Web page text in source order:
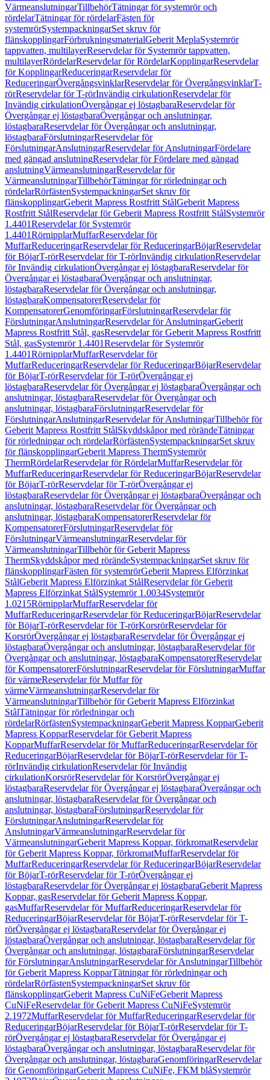
VärmeanslutningarTillbehörTätningar för systemrör och
rördelarTätningar för rördelarFästen för
systemrörSystempackningarSet skruv för
flänskopplingarFörbrukningsmaterialGeberit MeplaSystemrör
tappvatten, multilayerReservdelar för Systemrör tappvatten,
multilayerRördelarReservdelar för RördelarKopplingarReservdelar
för KopplingarReduceringarReservdelar för
ReduceringarÖvergångsvinklarReservdelar för ÖvergångsvinklarT-
rörReservdelar för T-rörInvändig cirkulationReservdelar för
Invändig cirkulationÖvergångar ej löstagbaraReservdelar för
Övergångar ej löstagbaraÖvergångar och anslutningar,
löstagbaraReservdelar för Övergångar och anslutningar,
löstagbaraFörslutningarReservdelar för
FörslutningarAnslutningarReservdelar för AnslutningarFördelare
med gängad anslutningReservdelar för Fördelare med gängad
anslutningVärmeanslutningarReservdelar för
VärmeanslutningarTillbehörTätningar för rörledningar och
rördelarRörfästenSystempackningarSet skruv för
flänskopplingarGeberit Mapress Rostfritt StålGeberit Mapress
Rostfritt StålReservdelar för Geberit Mapress Rostfritt StålSystemrör
1.4401Reservdelar för Systemrör
1.4401RörnipplarMuffarReservdelar för
MuffarReduceringarReservdelar för ReduceringarBöjarReservdelar
för BöjarT-rörReservdelar för T-rörInvändig cirkulationReservdelar
för Invändig cirkulationÖvergångar ej löstagbaraReservdelar för
Övergångar ej löstagbaraÖvergångar och anslutningar,
löstagbaraReservdelar för Övergångar och anslutningar,
löstagbaraKompensatorerReservdelar för
KompensatorerGenomföringarFörslutningarReservdelar för
FörslutningarAnslutningarReservdelar för AnslutningarGeberit
Mapress Rostfritt Stål, gasReservdelar för Geberit Mapress Rostfritt
Stål, gasSystemrör 1.4401Reservdelar för Systemrör
1.4401RörnipplarMuffarReservdelar för
MuffarReduceringarReservdelar för ReduceringarBöjarReservdelar
för BöjarT-rörReservdelar för T-rörÖvergångar ej
löstagbaraReservdelar för Övergångar ej löstagbaraÖvergångar och
anslutningar, löstagbaraReservdelar för Övergångar och
anslutningar, löstagbaraFörslutningarReservdelar för
FörslutningarAnslutningarReservdelar för AnslutningarTillbehör för
Geberit Mapress Rostfritt StålSkyddskåpor med rörändeTätningar
för rörledningar och rördelarRörfästenSystempackningarSet skruv
för flänskopplingarGeberit Mapress ThermSystemrör
ThermRördelarReservdelar för RördelarMuffarReservdelar för
MuffarReduceringarReservdelar för ReduceringarBöjarReservdelar
för BöjarT-rörReservdelar för T-rörÖvergångar ej
löstagbaraReservdelar för Övergångar ej löstagbaraÖvergångar och
anslutningar, löstagbaraReservdelar för Övergångar och
anslutningar, löstagbaraKompensatorerReservdelar för
KompensatorerFörslutningarReservdelar för
FörslutningarVärmeanslutningarReservdelar för
VärmeanslutningarTillbehör för Geberit Mapress
ThermSkyddskåpor med rörändeSystempackningarSet skruv för
flänskopplingarFästen för systemrörGeberit Mapress Elförzinkat
StålGeberit Mapress Elförzinkat StålReservdelar för Geberit
Mapress Elförzinkat StålSystemrör 1.0034Systemrör
1.0215RörnipplarMuffarReservdelar för
MuffarReduceringarReservdelar för ReduceringarBöjarReservdelar
för BöjarT-rörReservdelar för T-rörKorsrörReservdelar för
KorsrörÖvergångar ej löstagbaraReservdelar för Övergångar ej
löstagbaraÖvergångar och anslutningar, löstagbaraReservdelar för
Övergångar och anslutningar, löstagbaraKompensatorerReservdelar
för KompensatorerFörslutningarReservdelar för FörslutningarMuffar
för värmeReservdelar för Muffar för
värmeVärmeanslutningarReservdelar för
VärmeanslutningarTillbehör för Geberit Mapress Elförzinkat
StålTätningar för rörledningar och
rördelarRörfästenSystempackningarGeberit Mapress KopparGeberit
Mapress KopparReservdelar för Geberit Mapress
KopparMuffarReservdelar för MuffarReduceringarReservdelar för
ReduceringarBöjarReservdelar för BöjarT-rörReservdelar för T-
rörInvändig cirkulationReservdelar för Invändig
cirkulationKorsrörReservdelar för KorsrörÖvergångar ej
löstagbaraReservdelar för Övergångar ej löstagbaraÖvergångar och
anslutningar, löstagbaraReservdelar för Övergångar och
anslutningar, löstagbaraFörslutningarReservdelar för
FörslutningarAnslutningarReservdelar för
AnslutningarVärmeanslutningarReservdelar för
VärmeanslutningarGeberit Mapress Koppar, förkromatReservdelar
för Geberit Mapress Koppar, förkromatMuffarReservdelar för
MuffarReduceringarReservdelar för ReduceringarBöjarReservdelar
för BöjarT-rörReservdelar för T-rörÖvergångar ej
löstagbaraReservdelar för Övergångar ej löstagbaraGeberit Mapress
Koppar, gasReservdelar för Geberit Mapress Koppar,
gasMuffarReservdelar för MuffarReduceringarReservdelar för
ReduceringarBöjarReservdelar för BöjarT-rörReservdelar för T-
rörÖvergångar ej löstagbaraReservdelar för Övergångar ej
löstagbaraÖvergångar och anslutningar, löstagbaraReservdelar för
Övergångar och anslutningar, löstagbaraFörslutningarReservdelar
för FörslutningarAnslutningarReservdelar för AnslutningarTillbehör
för Geberit Mapress KopparTätningar för rörledningar och
rördelarRörfästenSystempackningarSet skruv för
flänskopplingarGeberit Mapress CuNiFeGeberit Mapress
CuNiFeReservdelar för Geberit Mapress CuNiFeSystemrör
2.1972MuffarReservdelar för MuffarReduceringarReservdelar för
ReduceringarBöjarReservdelar för BöjarT-rörReservdelar för T-
rörÖvergångar ej löstagbaraReservdelar för Övergångar ej
löstagbaraÖvergångar och anslutningar, löstagbaraReservdelar för
Övergångar och anslutningar, löstagbaraGenomföringarReservdelar
för GenomföringarGeberit Mapress CuNiFe, FKM blåSystemrör